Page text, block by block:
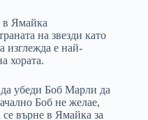
в Ямайка
на звезди като
е най-
хората.
убеди Боб Марли да
Боб не желае,
се върне в Ямайка за